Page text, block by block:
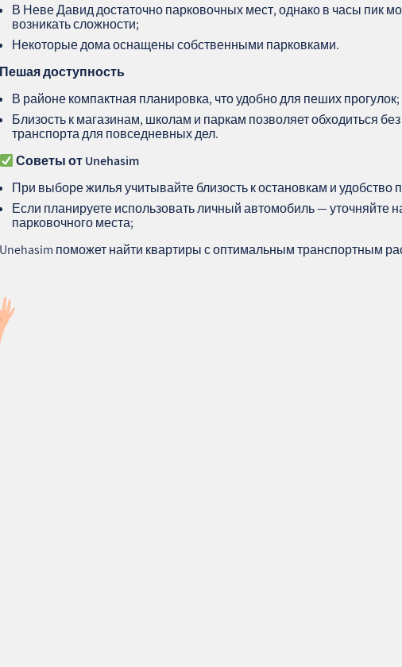
В Неве Давид достаточно парковочных мест, однако в часы пик
возникать сложности;
Некоторые дома оснащены собственными парковками.
Пешая доступность
В районе компактная планировка, что удобно для пеших прогулок;
Близость к магазинам, школам и паркам позволяет обходиться без
транспорта для повседневных дел.
Советы от Unehasim
При выборе жилья учитывайте близость к остановкам и удобство
Если планируете использовать личный автомобиль — уточняйте
парковочного места;
Unehasim поможет найти квартиры с оптимальным транспортным